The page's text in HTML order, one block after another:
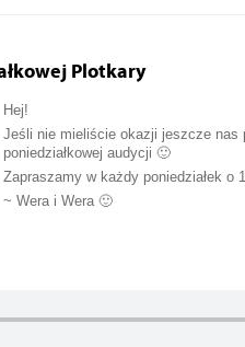
Plotkary
Hej!
Jeśli nie mieliście okazji jeszcze nas
poniedziałkowej audycji 🙂
Zapraszamy w każdy poniedziałek o
~ Wera i Wera 🙂